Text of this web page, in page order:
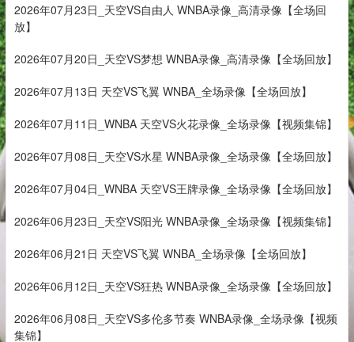
2026年07月23日_天空VS自由人 WNBA录像_高清录像【全场回
放】
2026年07月20日_天空VS梦想 WNBA录像_高清录像【全场回放】
2026年07月13日 天空VS飞翼 WNBA_全场录像【全场回放】
2026年07月11日_WNBA 天空VS火花录像_全场录像【视频集锦】
2026年07月08日_天空VS水星 WNBA录像_全场录像【全场回放】
2026年07月04日_WNBA 天空VS王牌录像_全场录像【全场回放】
2026年06月23日_天空VS阳光 WNBA录像_全场录像【视频集锦】
2026年06月21日 天空VS飞翼 WNBA_全场录像【全场回放】
2026年06月12日_天空VS狂热 WNBA录像_全场录像【全场回放】
2026年06月08日_天空VS多伦多节奏 WNBA录像_全场录像【视频
集锦】